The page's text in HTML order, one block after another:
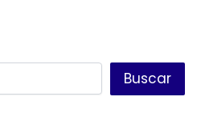
Buscar